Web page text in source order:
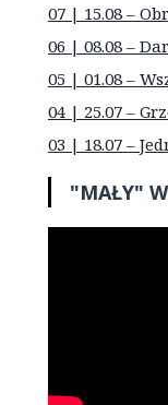
07 | 15.08 –
06 | 08.08 –
05 | 01.08 –
04 | 25.07 –
03 | 18.07 –
"MAŁY"